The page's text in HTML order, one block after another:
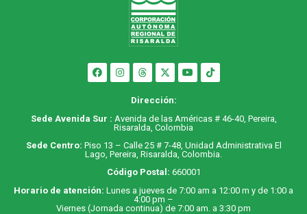
Dirección:
Sede Avenida Sur : Avenida de las Américas # 46-40, Pereira,
Risaralda, Colombia
Sede Centro: Piso 13 – Calle 25 # 7-48, Unidad Administrativa El
Lago, Pereira, Risaralda, Colombia.
Código Postal: 660001
Horario de atención: Lunes a jueves de 7:00 am a 12:00 m y de 1:00 a
4:00 pm –
Viernes (Jornada continua) de 7:00 am. a 3:30 pm